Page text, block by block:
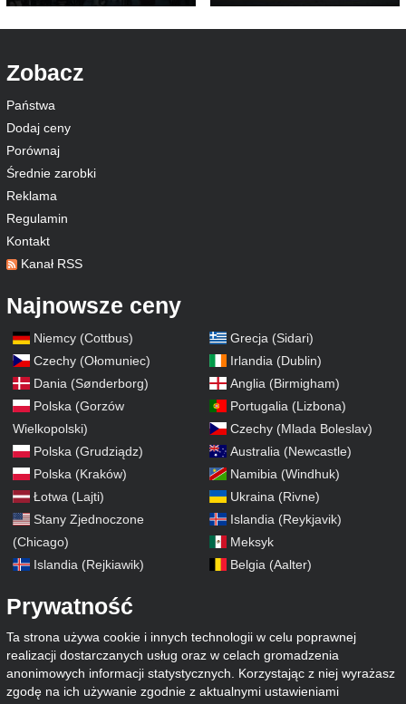
Zobacz
Państwa
Dodaj ceny
Porównaj
Średnie zarobki
Reklama
Regulamin
Kontakt
Kanał RSS
Najnowsze ceny
Niemcy (Cottbus)
Czechy (Ołomuniec)
Dania (Sønderborg)
Polska (Gorzów
Wielkopolski)
Polska (Grudziądz)
Polska (Kraków)
Łotwa (Lajti)
Stany Zjednoczone
(Chicago)
Islandia (Rejkiawik)
Grecja (Sidari)
Irlandia (Dublin)
Anglia (Birmigham)
Portugalia (Lizbona)
Czechy (Mlada Boleslav)
Australia (Newcastle)
Namibia (Windhuk)
Ukraina (Rivne)
Islandia (Reykjavik)
Meksyk
Belgia (Aalter)
Prywatność
Ta strona używa cookie i innych technologii w celu poprawnej
realizacji dostarczanych usług oraz w celach gromadzenia
anonimowych informacji statystycznych. Korzystając z niej wyrażasz
zgodę na ich używanie zgodnie z aktualnymi ustawieniami